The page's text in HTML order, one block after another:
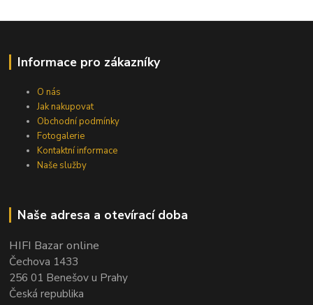
Informace pro zákazníky
O nás
Jak nakupovat
Obchodní podmínky
Fotogalerie
Kontaktní informace
Naše služby
Naše adresa a otevírací doba
HIFI Bazar online
Čechova 1433
256 01 Benešov u Prahy
Česká republika